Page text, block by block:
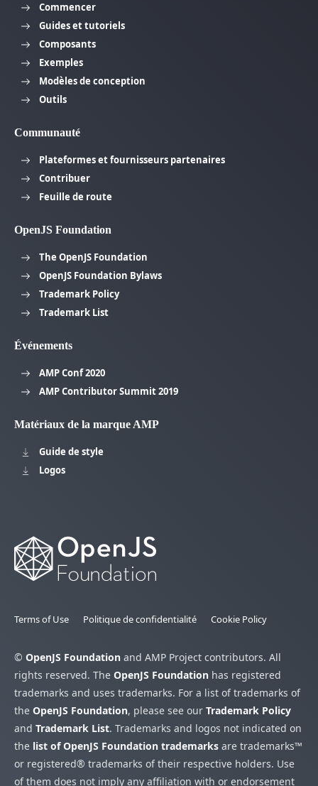
Commencer
Guides et tutoriels
Composants
Exemples
Modèles de conception
Outils
Communauté
Plateformes et fournisseurs partenaires
Contribuer
Feuille de route
OpenJS Foundation
The OpenJS Foundation
OpenJS Foundation Bylaws
Trademark Policy
Trademark List
Événements
AMP Conf 2020
AMP Contributor Summit 2019
Matériaux de la marque AMP
Guide de style
Logos
Terms of Use Politique de confidentialité Cookie Policy
© OpenJS Foundation and AMP Project contributors. All
rights reserved. The OpenJS Foundation has registered
trademarks and uses trademarks. For a list of trademarks of
the OpenJS Foundation, please see our Trademark Policy
and Trademark List. Trademarks and logos not indicated on
the list of OpenJS Foundation trademarks are trademarks™
or registered® trademarks of their respective holders. Use
of them does not imply any affiliation with or endorsement